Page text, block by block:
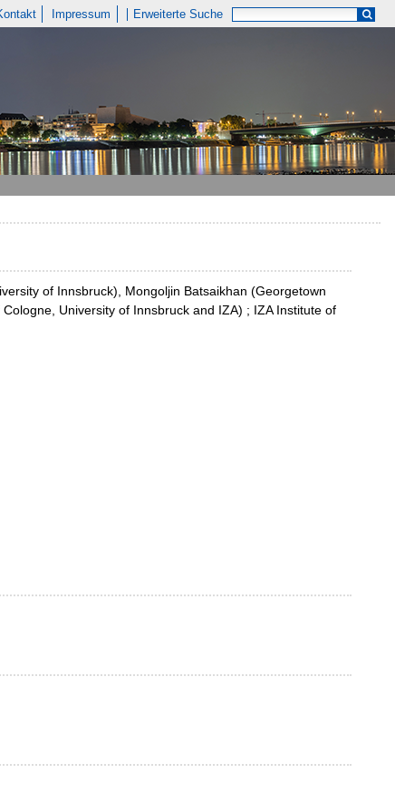
Impressum Erweiterte Suche
of Innsbruck), Mongoljin Batsaikhan (Georgetown
University of Innsbruck and IZA) ; IZA Institute of